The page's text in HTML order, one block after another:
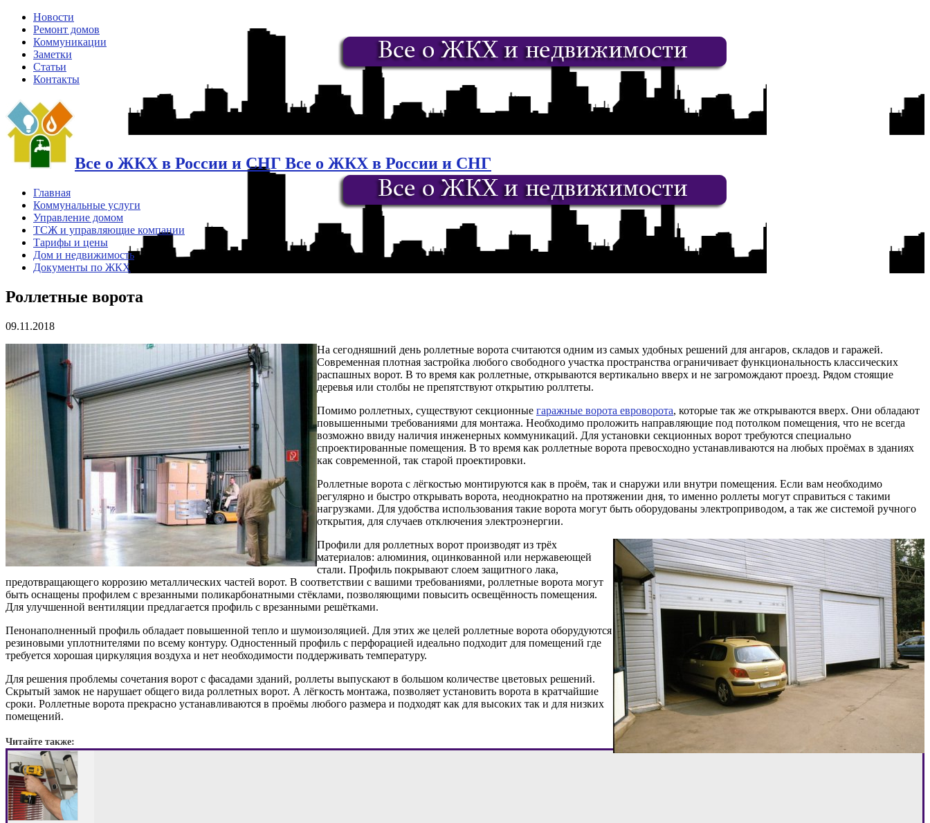
Новости
Ремонт домов
Коммуникации
Заметки
Статьи
Контакты
Все о ЖКХ в России и СНГ Все о ЖКХ в России и СНГ
Главная
Коммунальные услуги
Управление домом
ТСЖ и управляющие компании
Тарифы и цены
Дом и недвижимость
Документы по ЖКХ
Роллетные ворота
09.11.2018
На сегодняшний день роллетные ворота считаются одним из самых удобных решений для ангаров, складов и гаражей.
Современная плотная застройка любого свободного участка пространства ограничивает функциональность классических
распашных ворот. В то время как роллетные, открываются вертикально вверх и не загромождают проезд. Рядом стоящие
деревья или столбы не препятствуют открытию роллтеты.
Помимо роллетных, существуют секционные гаражные ворота евроворота, которые так же открываются вверх. Они обладают
повышенными требованиями для монтажа. Необходимо проложить направляющие под потолком помещения, что не всегда
возможно ввиду наличия инженерных коммуникаций. Для установки секционных ворот требуются специально
спроектированные помещения. В то время как роллетные ворота превосходно устанавливаются на любых проёмах в зданиях
как современной, так старой проектировки.
Роллетные ворота с лёгкостью монтируются как в проём, так и снаружи или внутри помещения. Если вам необходимо
регулярно и быстро открывать ворота, неоднократно на протяжении дня, то именно роллеты могут справиться с такими
нагрузками. Для удобства использования такие ворота могут быть оборудованы электроприводом, а так же системой ручного
открытия, для случаев отключения электроэнергии.
Профили для роллетных ворот производят из трёх
материалов: алюминия, оцинкованной или нержавеющей
стали. Профиль покрывают слоем защитного лака,
предотвращающего коррозию металлических частей ворот. В соответствии с вашими требованиями, роллетные ворота могут
быть оснащены профилем с врезанными поликарбонатными стёклами, позволяющими повысить освещённость помещения.
Для улучшенной вентиляции предлагается профиль с врезанными решётками.
Пенонаполненный профиль обладает повышенной тепло и шумоизоляцией. Для этих же целей роллетные ворота оборудуются
резиновыми уплотнителями по всему контуру. Одностенный профиль с перфорацией идеально подходит для помещений где
требуется хорошая циркуляция воздуха и нет необходимости поддерживать температуру.
Для решения проблемы сочетания ворот с фасадами зданий, роллеты выпускают в большом количестве цветовых решений.
Скрытый замок не нарушает общего вида роллетных ворот. А лёгкость монтажа, позволяет установить ворота в кратчайшие
сроки. Роллетные ворота прекрасно устанавливаются в проёмы любого размера и подходят как для высоких так и для низких
помещений.
Читайте также: